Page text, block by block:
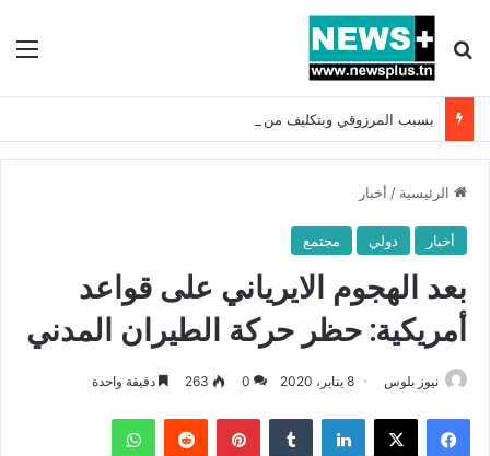
بحث عن
الرئيسية / أخبار
أخبار دولي مجتمع
بعد الهجوم الايرياني على قواعد
أمريكية: حظر حركة الطيران المدني
نيوز بلوس 8 يناير، 2020 0
263 دقيقة واحدة
فيسبوك X لينكدإن بينتيريست واتساب